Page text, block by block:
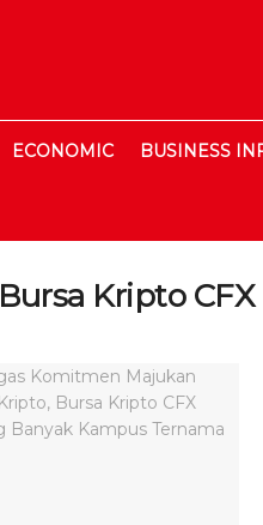
ECONOMIC BUSINESS
Bursa Kripto CFX